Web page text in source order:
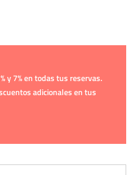
y 7% en todas tus reservas.
adicionales en tus